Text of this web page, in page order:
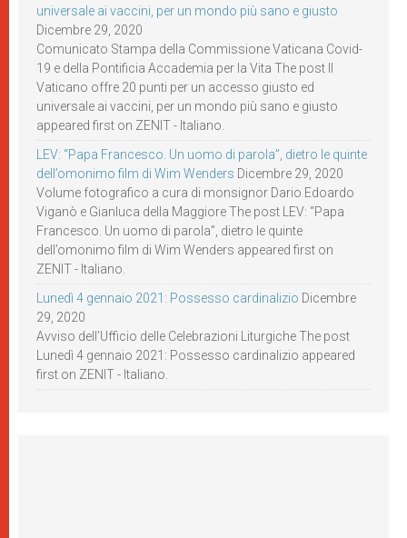
universale ai vaccini, per un mondo più sano e giusto
Dicembre 29, 2020
Comunicato Stampa della Commissione Vaticana Covid-
19 e della Pontificia Accademia per la Vita The post Il
Vaticano offre 20 punti per un accesso giusto ed
universale ai vaccini, per un mondo più sano e giusto
appeared first on ZENIT - Italiano.
LEV: “Papa Francesco. Un uomo di parola”, dietro le quinte
dell’omonimo film di Wim Wenders Dicembre 29, 2020
Volume fotografico a cura di monsignor Dario Edoardo
Viganò e Gianluca della Maggiore The post LEV: “Papa
Francesco. Un uomo di parola”, dietro le quinte
dell’omonimo film di Wim Wenders appeared first on
ZENIT - Italiano.
Lunedì 4 gennaio 2021: Possesso cardinalizio Dicembre
29, 2020
Avviso dell’Ufficio delle Celebrazioni Liturgiche The post
Lunedì 4 gennaio 2021: Possesso cardinalizio appeared
first on ZENIT - Italiano.